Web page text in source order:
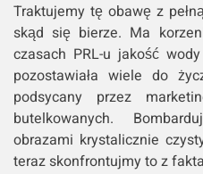
Traktujemy tę obawę z
skąd się bierze. Ma
czasach PRL-u jakość
pozostawiała wiele do
podsycany przez
butelkowanych.
obrazami krystalicznie
teraz skonfrontujmy to z